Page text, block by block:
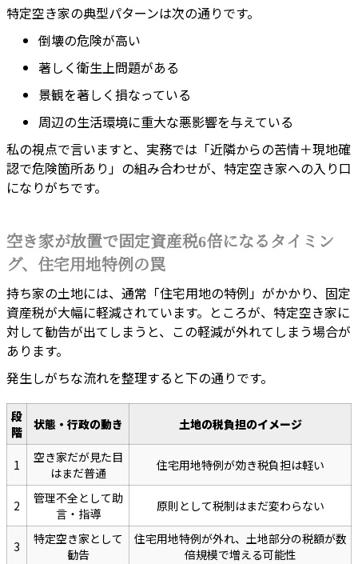
特定空き家の典型パターンは次の通りです。
倒壊の危険が高い
著しく衛生上問題がある
景観を著しく損なっている
周辺の生活環境に重大な悪影響を与えている
私の視点で言いますと、実務では「近隣からの苦情＋現地確
認で危険箇所あり」の組み合わせが、特定空き家への入り口
になりがちです。
空き家が放置で固定資産税6倍になるタイミン
グ、住宅用地特例の罠
持ち家の土地には、通常「住宅用地の特例」がかかり、固定
資産税が大幅に軽減されています。ところが、特定空き家に
対して勧告が出てしまうと、この軽減が外れてしまう場合が
あります。
発生しがちな流れを整理すると下の通りです。
段
階
状態・行政の動き 土地の税負担のイメージ
1
空き家だが見た目
はまだ普通
住宅用地特例が効き税負担は軽い
2
管理不全として助
言・指導
原則として税制はまだ変わらない
3
特定空き家として
勧告
住宅用地特例が外れ、土地部分の税額が数
倍規模で増える可能性